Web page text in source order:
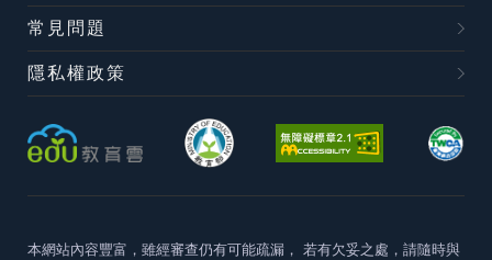
常見問題
隱私權政策
本網站內容豐富，雖經審查仍有可能疏漏， 若有欠妥之處，請隨時與